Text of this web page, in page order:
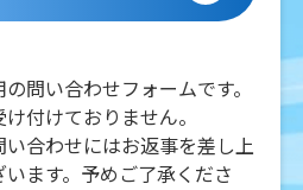
問い合わせフォームです。
付けておりません。
合わせにはお返事を差し上
ます。予めご了承くださ